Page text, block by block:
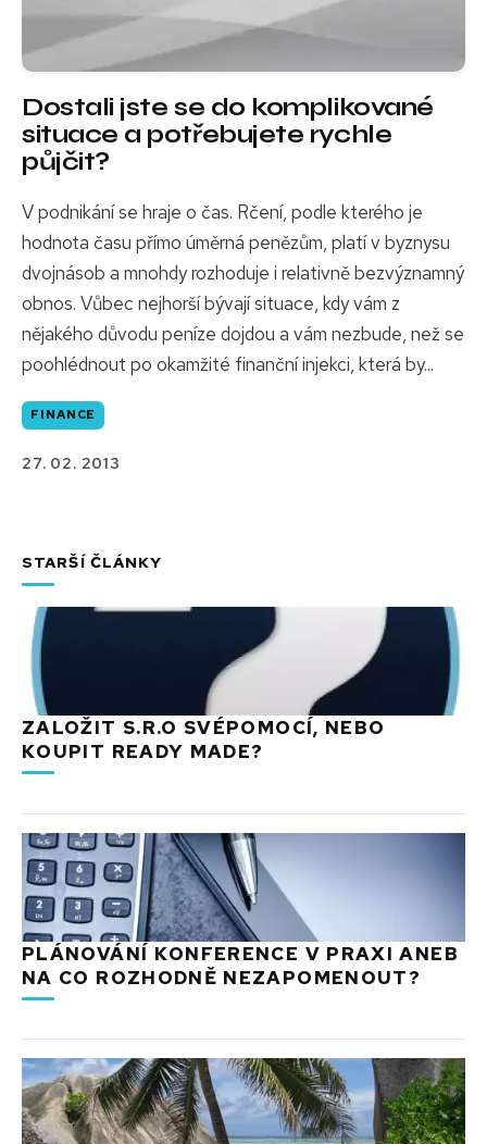
Dostali jste se do komplikované
situace a potřebujete rychle
půjčit?
V podnikání se hraje o čas. Rčení, podle kterého je
hodnota času přímo úměrná penězům, platí v byznysu
dvojnásob a mnohdy rozhoduje i relativně bezvýznamný
obnos. Vůbec nejhorší bývají situace, kdy vám z
nějakého důvodu peníze dojdou a vám nezbude, než se
poohlédnout po okamžité finanční injekci, která by...
FINANCE
27. 02. 2013
STARŠÍ ČLÁNKY
ZALOŽIT S.R.O SVÉPOMOCÍ, NEBO
KOUPIT READY MADE?
PLÁNOVÁNÍ KONFERENCE V PRAXI ANEB
NA CO ROZHODNĚ NEZAPOMENOUT?